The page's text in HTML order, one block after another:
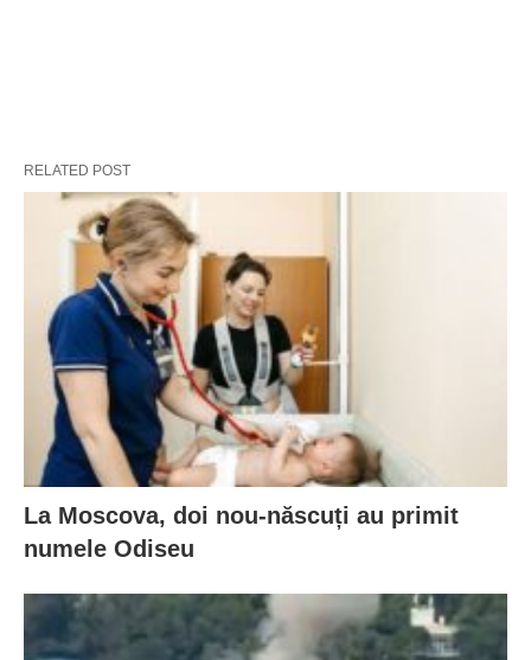
RELATED POST
La Moscova, doi nou-născuți au primit
numele Odiseu